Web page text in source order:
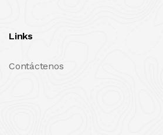
Links
Contáctenos